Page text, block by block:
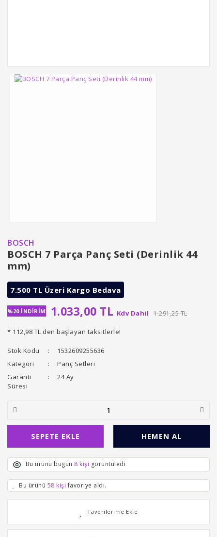
BOSCH
BOSCH 7 Parça Panç Seti (Derinlik 44
mm)
7.500 TL Üzeri Kargo Bedava
%20 İNDİRİM 1.033,00 TL Kdv Dahil 1.291,25 TL
* 112,98 TL den başlayan taksitlerle!
Stok Kodu
1532609255636
Kategori
Panç Setleri
Garanti
Süresi
24 Ay
SEPETE EKLE HEMEN AL
Bu ürünü bugün 8 kişi görüntüledi
Bu ürünü 58 kişi favoriye aldı.